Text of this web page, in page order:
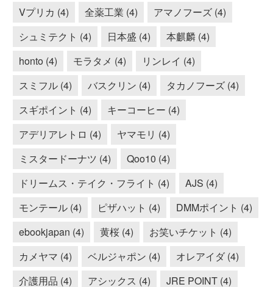
Vプリカ (4)
全薬工業 (4)
アマノフーズ (4)
シュミテクト (4)
日本盛 (4)
本麒麟 (4)
honto (4)
モラタメ (4)
リンレイ (4)
スミフル (4)
バスクリン (4)
タカノフーズ (4)
スギポイント (4)
キーコーヒー (4)
アデリアレトロ (4)
ヤマモリ (4)
ミスタードーナツ (4)
Qoo10 (4)
ドリームス・テイク・フライト (4)
AJS (4)
モンテール (4)
ピザハット (4)
DMMポイント (4)
ebookjapan (4)
黄桜 (4)
お笑いチケット (4)
カメヤマ (4)
ベルジャポン (4)
オレアイダ (4)
介護用品 (4)
アシックス (4) JRE POINT (4)